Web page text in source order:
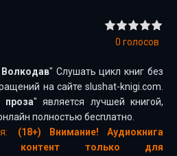
0 голосов
" Слушать цикл книг без
на сайте slushat-knigi.com.
проза" является лучшей книгой,
полностью бесплатно.
(18+) Внимание! Аудиокнига
контент только для